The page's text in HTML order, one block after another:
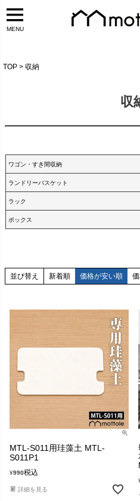
MENU
TOP 収納
収
ワゴン・すき間収納
ランドリーバスケット
ラック
ボックス
並び替え 新着順 価格が安い順
MTL-S011用珪藻土 MTL-
S011P1
¥990税込
詳細を見る